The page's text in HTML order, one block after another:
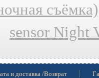
съёмка)
sensor Night
и доставка /Возврат